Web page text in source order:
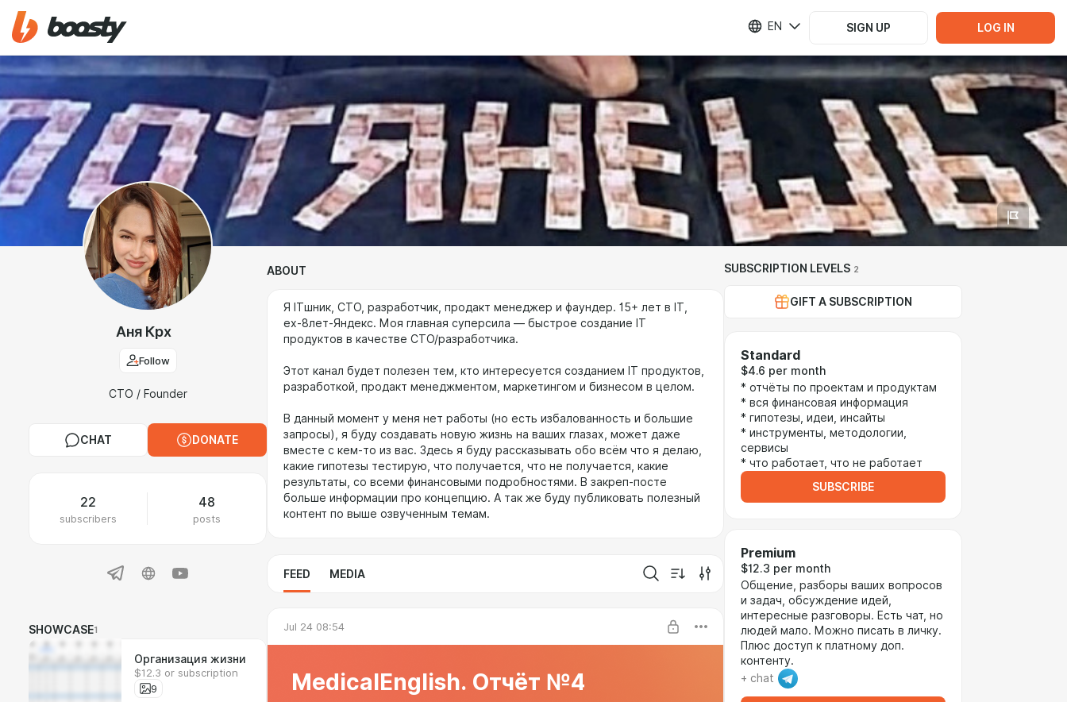
EN SIGN UP LOG IN
Аня Крх
Follow
CTO / Founder
CHAT DONATE
22
subscribers
48
posts
SHOWCASE1
Организация жизни
$12.3 or subscription
9
ABOUT
Я ITшник, CTO, разработчик, продакт менеджер и фаундер. 15+ лет в IT,
ex-8лет-Яндекс. Моя главная суперсила — быстрое создание IT
продуктов в качестве CTO/разработчика.
Этот канал будет полезен тем, кто интересуется созданием IT продуктов,
разработкой, продакт менеджментом, маркетингом и бизнесом в целом.
В данный момент у меня нет работы (но есть избалованность и большие
запросы), я буду создавать новую жизнь на ваших глазах, может даже
вместе с кем-то из вас. Здесь я буду рассказывать обо всём что я делаю,
какие гипотезы тестирую, что получается, что не получается, какие
результаты, со всеми финансовыми подробностями. В закреп-посте
больше информации про концепцию. А так же буду публиковать полезный
контент по выше озвученным темам.
FEED MEDIA
Jul 24 08:54
MedicalEnglish. Отчёт №4
SUBSCRIPTION LEVELS 2
GIFT A SUBSCRIPTION
Standard
$4.6 per month
* отчёты по проектам и продуктам
* вся финансовая информация
* гипотезы, идеи, инсайты
* инструменты, методологии,
сервисы
* что работает, что не работает
SUBSCRIBE
Premium
$12.3 per month
Общение, разборы ваших вопросов
и задач, обсуждение идей,
интересные разговоры. Есть чат, но
людей мало. Можно писать в личку.
Плюс доступ к платному доп.
контенту.
+ chat